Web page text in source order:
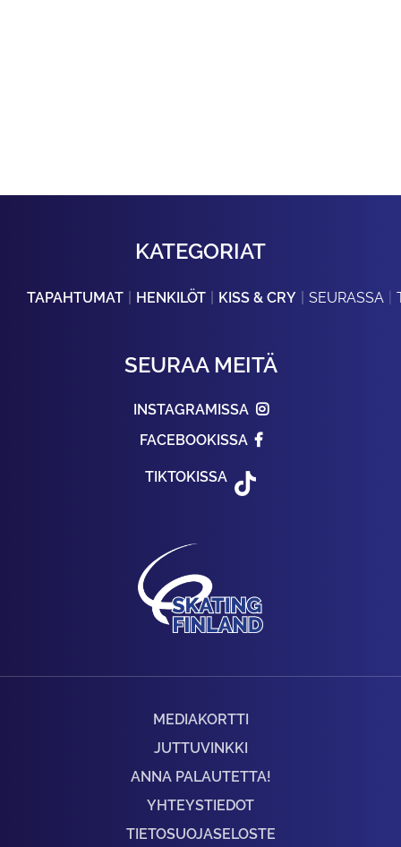
KATEGORIAT
TAPAHTUMAT HENKILÖT KISS & CRY SEURASSA
SEURAA MEITÄ
INSTAGRAMISSA
FACEBOOKISSA
TIKTOKISSA
MEDIAKORTTI
JUTTUVINKKI
ANNA PALAUTETTA!
YHTEYSTIEDOT
TIETOSUOJASELOSTE